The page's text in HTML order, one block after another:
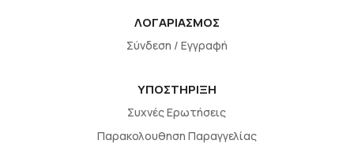
ΛΟΓΑΡΙΑΣΜΟΣ
Σύνδεση / Εγγραφή
ΥΠΟΣΤΗΡΙΞΗ
Συχνές Ερωτήσεις
Παρακολουθηση Παραγγελίας